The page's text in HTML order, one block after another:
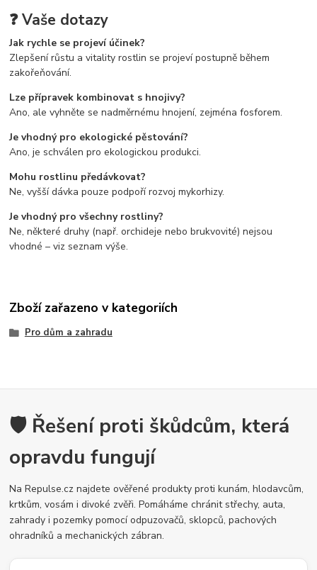
❓ Vaše dotazy
Jak rychle se projeví účinek?
Zlepšení růstu a vitality rostlin se projeví postupně během
zakořeňování.
Lze přípravek kombinovat s hnojivy?
Ano, ale vyhněte se nadměrnému hnojení, zejména fosforem.
Je vhodný pro ekologické pěstování?
Ano, je schválen pro ekologickou produkci.
Mohu rostlinu předávkovat?
Ne, vyšší dávka pouze podpoří rozvoj mykorhizy.
Je vhodný pro všechny rostliny?
Ne, některé druhy (např. orchideje nebo brukvovité) nejsou
vhodné – viz seznam výše.
Zboží zařazeno v kategoriích
Pro dům a zahradu
🛡️ Řešení proti škůdcům, která
opravdu fungují
Na Repulse.cz najdete ověřené produkty proti kunám, hlodavcům,
krtkům, vosám i divoké zvěři. Pomáháme chránit střechy, auta,
zahrady i pozemky pomocí odpuzovačů, sklopců, pachových
ohradníků a mechanických zábran.